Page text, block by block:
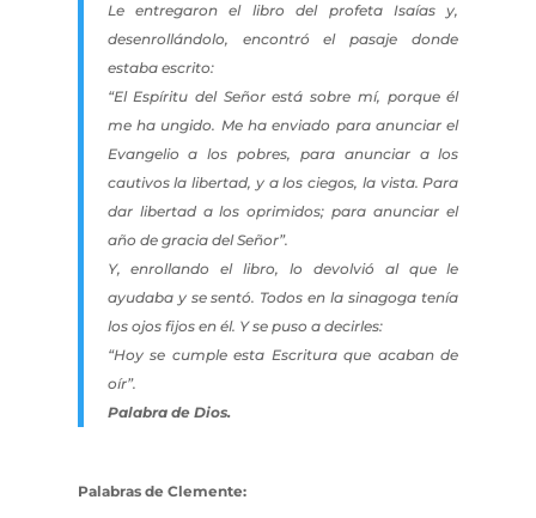
Le entregaron el libro del profeta Isaías y,
desenrollándolo, encontró el pasaje donde
estaba escrito:
“El Espíritu del Señor está sobre mí, porque él
me ha ungido. Me ha enviado para anunciar el
Evangelio a los pobres, para anunciar a los
cautivos la libertad, y a los ciegos, la vista. Para
dar libertad a los oprimidos; para anunciar el
año de gracia del Señor”.
Y, enrollando el libro, lo devolvió al que le
ayudaba y se sentó. Todos en la sinagoga tenía
los ojos fijos en él. Y se puso a decirles:
“Hoy se cumple esta Escritura que acaban de
oír”.
Palabra de Dios.
Palabras de Clemente: